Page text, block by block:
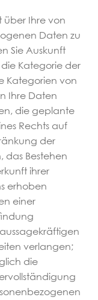
über Ihre von
Daten zu
Sie Auskunft
Kategorie der
Kategorien von
Ihre Daten
die geplante
Rechts auf
der
das Bestehen
ihrer
erhoben
einer
verlangen;
die